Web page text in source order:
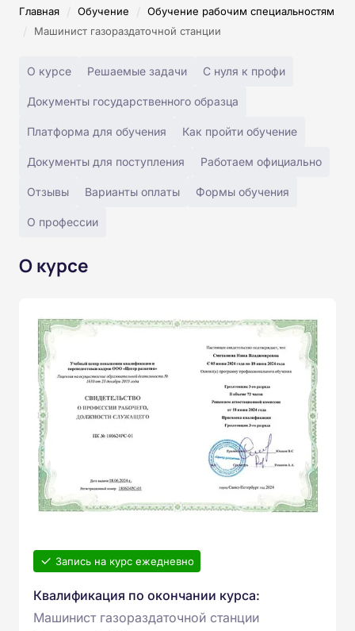
Главная / Обучение / Обучение рабочим специальностям
/ Машинист газораздаточной станции
О курсе Решаемые задачи С нуля к профи
Документы государственного образца
Платформа для обучения Как пройти обучение
Документы для поступления Работаем официально
Отзывы Варианты оплаты Формы обучения
О профессии
О курсе
Запись на курс ежедневно
Квалификация по окончании курса:
Машинист газораздаточной станции